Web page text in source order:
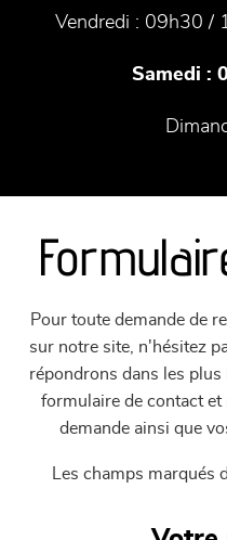
Vendredi : 09h30 /
Samedi :
Pour toute demande de
sur notre site, n'hésitez
répondrons dans les
formulaire de contact
demande ainsi que
Les champs marqués